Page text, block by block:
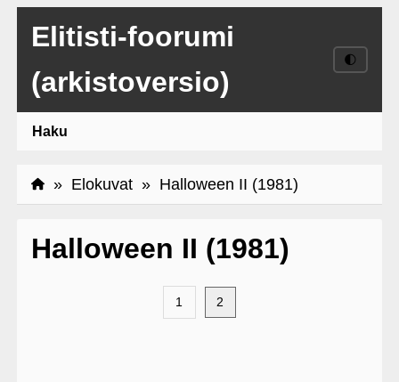
Elitisti-foorumi
(arkistoversio)
🌓
Haku
» Elokuvat» Halloween II (1981)
Halloween II (1981)
1 2